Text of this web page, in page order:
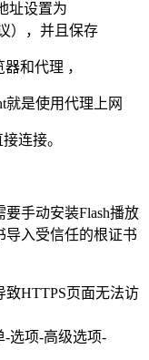
址设置为
），并且保存
和代理 ，
就是使用代理上网
连接。
要手动安装Flash播放
导入受信任的根证书
致HTTPS页面无法访
-选项-高级选项-